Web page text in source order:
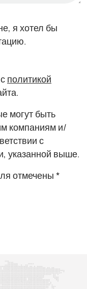
я хотел бы
политикой
могут быть
компаниям и/
с
указанной выше.
отмечены *